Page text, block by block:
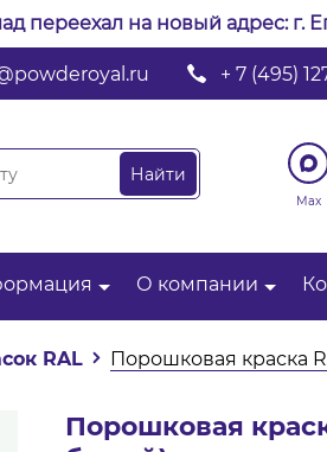
переехал на новый адрес: г.
+ 7 (495)
Max
О компании
RAL Порошковая краска
Порошковая